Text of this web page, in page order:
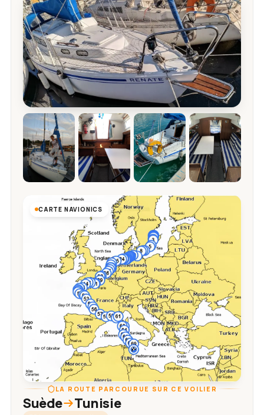
CARTE NAVIONICS
LA ROUTE PARCOURUE SUR CE VOILIER
Suède Tunisie